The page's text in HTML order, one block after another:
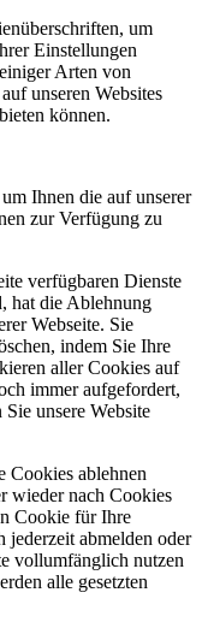
um
Einstellungen
Arten von
unseren Websites
können.
Ihnen die auf unserer
zur Verfügung zu
verfügbaren Dienste
hat die Ablehnung
Webseite. Sie
indem Sie Ihre
aller Cookies auf
immer aufgefordert,
unsere Website
Cookies ablehnen
wieder nach Cookies
Cookie für Ihre
jederzeit abmelden oder
vollumfänglich nutzen
alle gesetzten